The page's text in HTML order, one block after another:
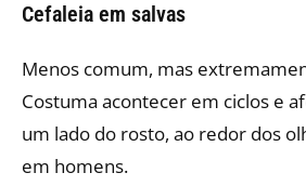
Cefaleia em salvas
Menos comum, mas
Costuma acontecer em ciclos e
um lado do rosto, ao redor dos
em homens.